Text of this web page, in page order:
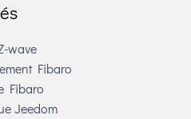
wave
Fibaro
Fibaro
Jeedom